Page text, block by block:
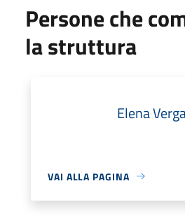
Persone che
la struttura
Elena
VAI ALLA PAGINA